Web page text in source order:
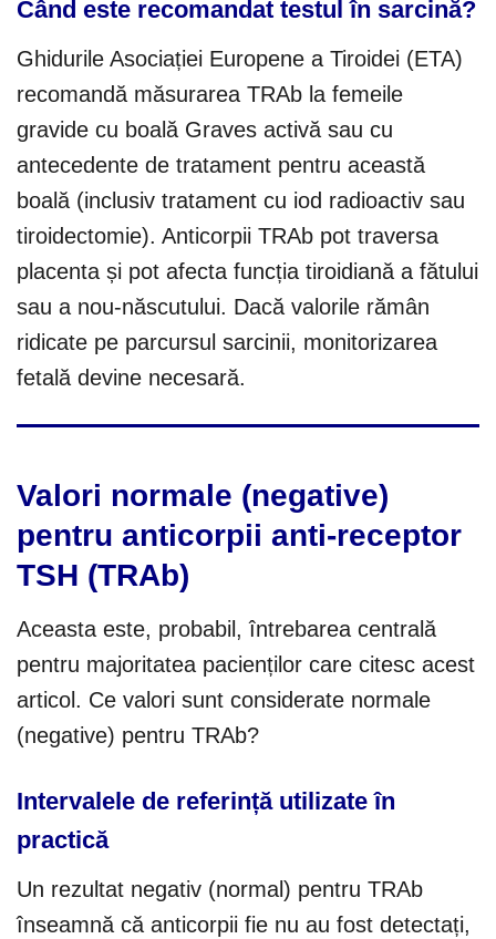
Când este recomandat testul în sarcină?
Ghidurile Asociației Europene a Tiroidei (ETA)
recomandă măsurarea TRAb la femeile
gravide cu boală Graves activă sau cu
antecedente de tratament pentru această
boală (inclusiv tratament cu iod radioactiv sau
tiroidectomie). Anticorpii TRAb pot traversa
placenta și pot afecta funcția tiroidiană a fătului
sau a nou-născutului. Dacă valorile rămân
ridicate pe parcursul sarcinii, monitorizarea
fetală devine necesară.
Valori normale (negative)
pentru anticorpii anti-receptor
TSH (TRAb)
Aceasta este, probabil, întrebarea centrală
pentru majoritatea pacienților care citesc acest
articol. Ce valori sunt considerate normale
(negative) pentru TRAb?
Intervalele de referință utilizate în
practică
Un rezultat negativ (normal) pentru TRAb
înseamnă că anticorpii fie nu au fost detectați,